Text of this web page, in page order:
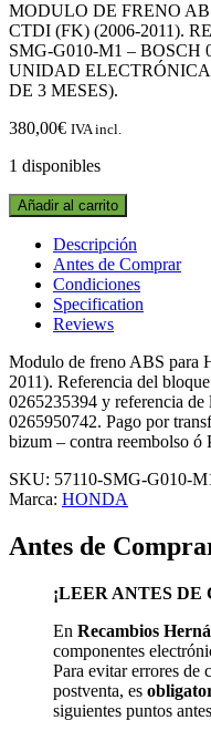
MODULO DE FRENO
CTDI (FK) (2006-2011).
SMG-G010-M1 – BOSCH
UNIDAD
DE 3 MESES).
380,00€ IVA incl.
1 disponibles
MODULO
DE
FRENO
ABS
57110-
SMG-
G010-
HONDA
CIVIC
VIII
2.2
i-
(FK)
(2006-
quantity
Añadir al carrito
Descripción
Antes de Comprar
Condiciones
Specification
Reviews
Modulo de freno ABS
2011). Referencia del
0265235394 y referencia
0265950742. Pago por
bizum – contra reembolso ó
SKU: 57110-SMG-G010-
Marca: HONDA
Antes de
¡LEER ANTES
En Recambios
componentes
Para evitar errores de
postventa, es
siguientes puntos